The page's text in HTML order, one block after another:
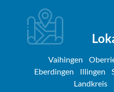
Vaihingen
Eberdingen
Illingen
Landkreis